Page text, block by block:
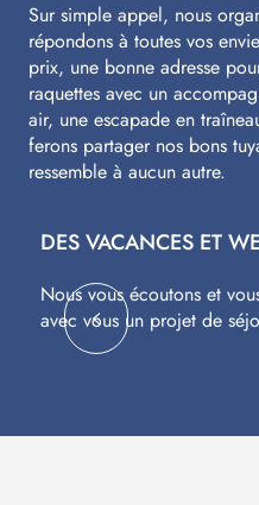
Sur simple appel, nous
répondons à toutes vos
prix, une bonne adresse
raquettes avec un
air, une escapade en
ferons partager nos bons
ressemble à aucun autre.
DES VACANCES ET
Nous vous écoutons et
avec vous un projet de